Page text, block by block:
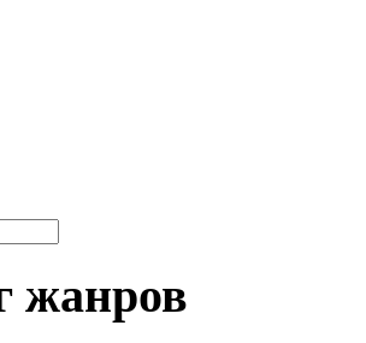
жанров